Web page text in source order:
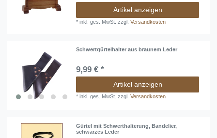
Artikel anzeigen
*inkl. ges. MwSt. zzgl.Versandkosten
Schwertgürtelhalter aus braunem Leder
9,99 € *
Artikel anzeigen
*inkl. ges. MwSt. zzgl.Versandkosten
Gürtel mit Schwerthalterung, Bandelier,
schwarzes Leder